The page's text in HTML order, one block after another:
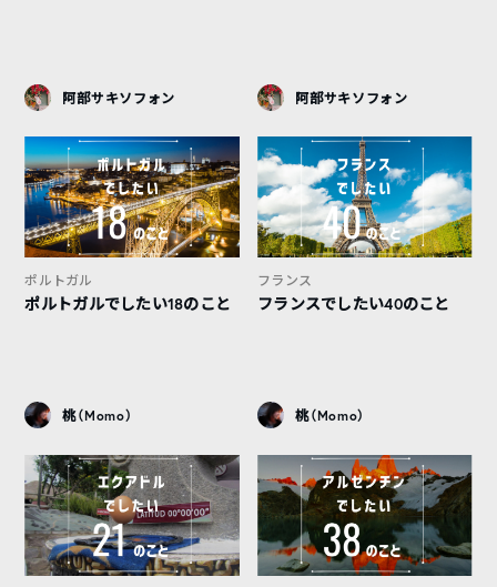
阿部サキソフォン 阿部サキソフォン
ポルトガル
ポルトガルでしたい18のこと
桃（Momo）
フランス
フランスでしたい40のこと
桃（Momo）